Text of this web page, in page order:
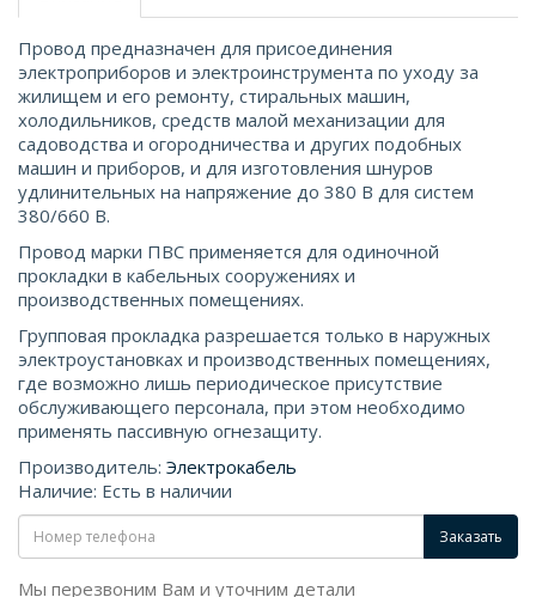
Провод предназначен для присоединения
электроприборов и электроинструмента по уходу за
жилищем и его ремонту, стиральных машин,
холодильников, средств малой механизации для
садоводства и огородничества и других подобных
машин и приборов, и для изготовления шнуров
удлинительных на напряжение до 380 В для систем
380/660 В.
Провод марки ПВС применяется для одиночной
прокладки в кабельных сооружениях и
производственных помещениях.
Групповая прокладка разрешается только в наружных
электроустановках и производственных помещениях,
где возможно лишь периодическое присутствие
обслуживающего персонала, при этом необходимо
применять пассивную огнезащиту.
Производитель: Электрокабель
Наличие: Есть в наличии
Заказать
Мы перезвоним Вам и уточним детали